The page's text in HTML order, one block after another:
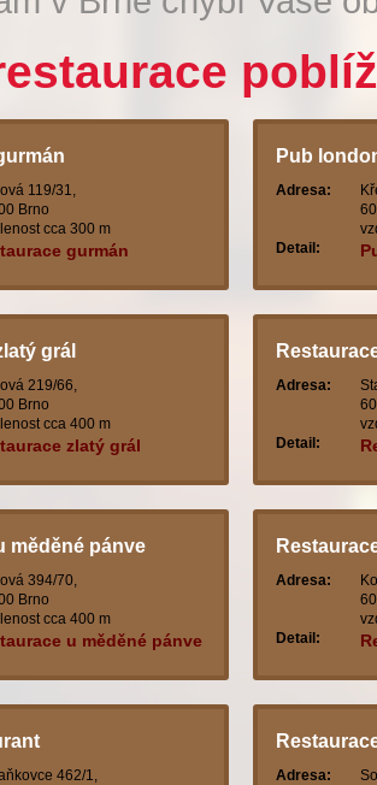
119/31,
Brno
cca 300 m
gurmán
Pub
Adresa:
Detail:
grál
219/66,
Brno
cca 400 m
zlatý grál
Adresa:
Detail:
měděné pánve
394/70,
Brno
cca 400 m
u měděné pánve
Adresa:
Detail:
462/1,
Adresa: